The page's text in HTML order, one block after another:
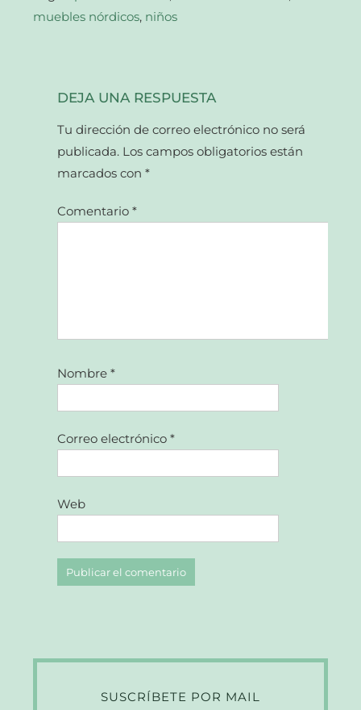
muebles nórdicos, niños
DEJA UNA RESPUESTA
Tu dirección de correo electrónico no será
publicada. Los campos obligatorios están
marcados con*
Comentario*
Nombre*
Correo electrónico*
Web
SUSCRÍBETE POR MAIL